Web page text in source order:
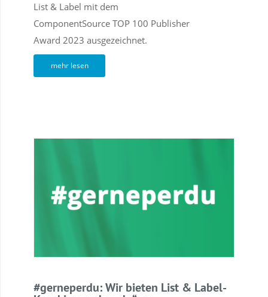
List & Label mit dem
ComponentSource TOP 100 Publisher
Award 2023 ausgezeichnet.
mehr lesen
#gerneperdu: Wir bieten List & Label-